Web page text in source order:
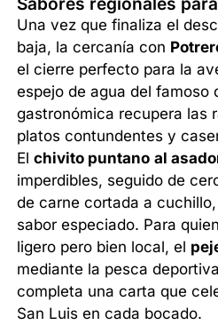
Una vez que finaliza el
baja, la cercanía con
el cierre perfecto para la
espejo de agua del famoso
gastronómica recupera las
platos contundentes y
Elchivito puntano al
imperdibles, seguido de
de carne cortada a
sabor especiado. Para
ligero pero bien local, el
mediante la pesca
completa una carta que
San Luis en cada bocado.